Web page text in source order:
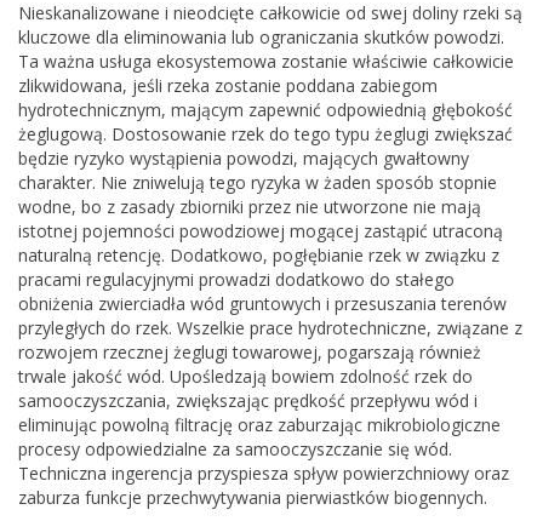
Nieskanalizowane i nieodcięte całkowicie od swej doliny rzeki są
kluczowe dla eliminowania lub ograniczania skutków powodzi.
Ta ważna usługa ekosystemowa zostanie właściwie całkowicie
zlikwidowana, jeśli rzeka zostanie poddana zabiegom
hydrotechnicznym, mającym zapewnić odpowiednią głębokość
żeglugową. Dostosowanie rzek do tego typu żeglugi zwiększać
będzie ryzyko wystąpienia powodzi, mających gwałtowny
charakter. Nie zniwelują tego ryzyka w żaden sposób stopnie
wodne, bo z zasady zbiorniki przez nie utworzone nie mają
istotnej pojemności powodziowej mogącej zastąpić utraconą
naturalną retencję. Dodatkowo, pogłębianie rzek w związku z
pracami regulacyjnymi prowadzi dodatkowo do stałego
obniżenia zwierciadła wód gruntowych i przesuszania terenów
przyległych do rzek. Wszelkie prace hydrotechniczne, związane z
rozwojem rzecznej żeglugi towarowej, pogarszają również
trwale jakość wód. Upośledzają bowiem zdolność rzek do
samooczyszczania, zwiększając prędkość przepływu wód i
eliminując powolną filtrację oraz zaburzając mikrobiologiczne
procesy odpowiedzialne za samooczyszczanie się wód.
Techniczna ingerencja przyspiesza spływ powierzchniowy oraz
zaburza funkcje przechwytywania pierwiastków biogennych.